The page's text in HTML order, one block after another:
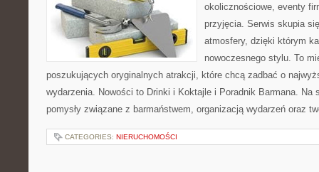
okolicznościowe, eventy
przyjęcia. Serwis skupia
atmosfery, dzięki którym
nowoczesnego stylu. To
poszukujących oryginalnych atrakcji, które chcą zadbać o
wydarzenia. Nowości to Drinki i Koktajle i Poradnik Barmana. Na
pomysły związane z barmaństwem, organizacją wydarzeń oraz
CATEGORIES: NIERUCHOMOŚCI